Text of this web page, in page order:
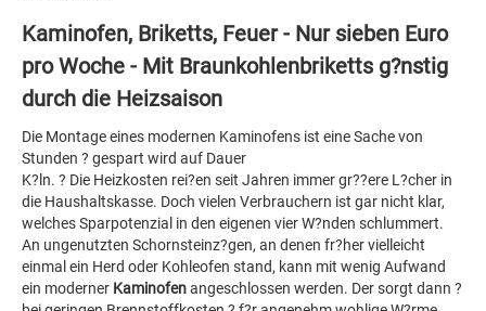
Kaminofen, Briketts, Feuer - Nur sieben Euro
pro Woche - Mit Braunkohlenbriketts g?nstig
durch die Heizsaison
Die Montage eines modernen Kaminofens ist eine Sache von
Stunden ? gespart wird auf Dauer
K?ln. ? Die Heizkosten rei?en seit Jahren immer gr??ere L?cher in
die Haushaltskasse. Doch vielen Verbrauchern ist gar nicht klar,
welches Sparpotenzial in den eigenen vier W?nden schlummert.
An ungenutzten Schornsteinz?gen, an denen fr?her vielleicht
einmal ein Herd oder Kohleofen stand, kann mit wenig Aufwand
ein moderner Kaminofenangeschlossen werden. Der sorgt dann ?